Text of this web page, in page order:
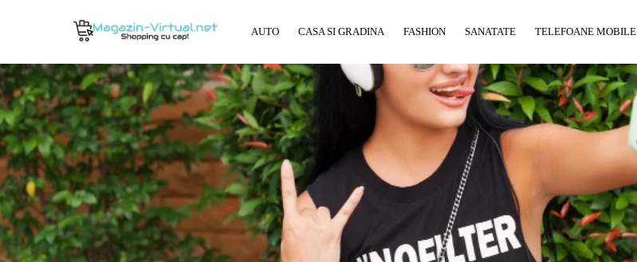
AUTO CASA SI GRADINA FASHION SANATATE TELEFOANE MOBILE